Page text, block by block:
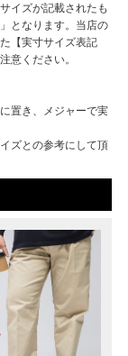
イズが記載されたも
となります。当店の
【実寸サイズ表記
意ください。
置き、メジャーで実
ズとの参考にして頂